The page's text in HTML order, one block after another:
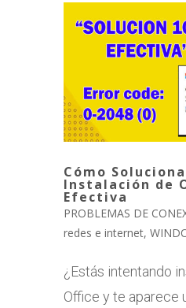
Cómo
Instalación de
Efectiva
PROBLEMAS DE
redes e internet,
¿Estás intentando
Office y te aparece